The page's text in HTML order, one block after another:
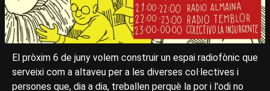
El pròxim 6 de juny volem construir un espai radiofònic que
serveixi com a altaveu per a les diverses col·lectives i
persones que, dia a dia, treballen perquè la por i l'odi no